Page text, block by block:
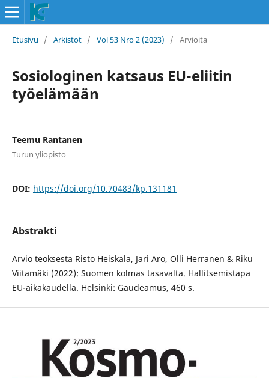
Etusivu / Arkistot / Vol 53 Nro 2 (2023) / Arvioita
Sosiologinen katsaus EU-eliitin
työelämään
Teemu Rantanen
Turun yliopisto
DOI: https://doi.org/10.70483/kp.131181
Abstrakti
Arvio teoksesta Risto Heiskala, Jari Aro, Olli Herranen & Riku
Viitamäki (2022): Suomen kolmas tasavalta. Hallitsemistapa
EU-aikakaudella. Helsinki: Gaudeamus, 460 s.